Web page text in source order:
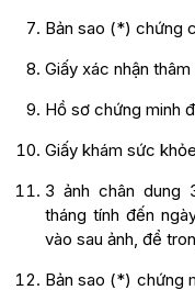
Bản sao (*) chứng
Giấy xác nhận
Hồ sơ chứng minh
Giấy khám sức
3 ảnh chân dung
tháng tính đến
vào sau ảnh, để
Bản sao (*) chứng